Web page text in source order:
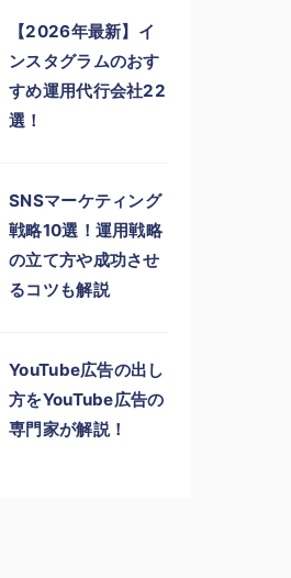
【2026年最新】イ
ンスタグラムのおす
すめ運用代行会社22
選！
SNSマーケティング
戦略10選！運用戦略
の立て方や成功させ
るコツも解説
YouTube広告の出し
方をYouTube広告の
専門家が解説！